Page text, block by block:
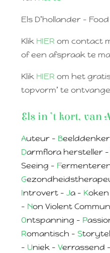
Els D’hollander –
Klik HIER om contact
of een afspraak te
Klik HIER om het
topvorm’ te
Els in ’t kort, van
Auteur – B
Darmflora hersteller –
Seeing – F
G
Introvert –Ja – Koken
– Non Violent
Ontspanning – P
Romantisch –S
– Uniek –Verrassend